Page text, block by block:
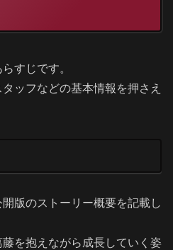
すじです。
ッフなどの基本情報を押さえ
版のストーリー概要を記載し
を抱えながら成長していく姿